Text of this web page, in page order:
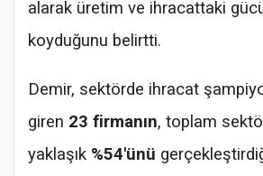
alarak üretim ve ihracattaki
koyduğunu belirtti.
Demir, sektörde ihracat
giren 23 firmanın, toplam
yaklaşık %54'ünü